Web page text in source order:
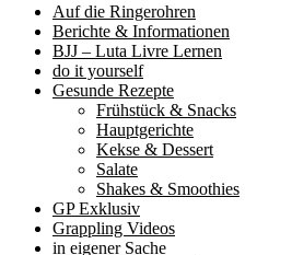
Auf die Ringerohren
Berichte & Informationen
BJJ – Luta Livre Lernen
do it yourself
Gesunde Rezepte
Frühstück & Snacks
Hauptgerichte
Kekse & Dessert
Salate
Shakes & Smoothies
GP Exklusiv
Grappling Videos
in eigener Sache